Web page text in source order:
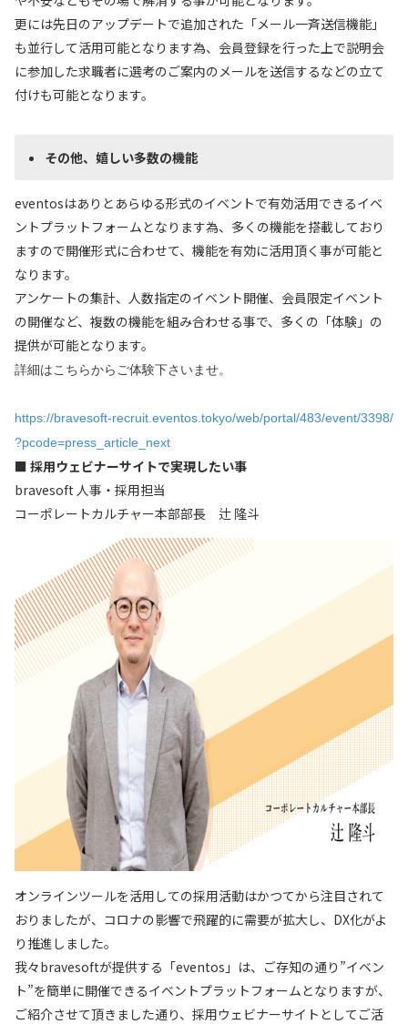
更には先日のアップデートで追加された「メール一斉送信機能」
も並行して活用可能となります為、会員登録を行った上で説明会
に参加した求職者に選考のご案内のメールを送信するなどの立て
付けも可能となります。
その他、嬉しい多数の機能
eventosはありとあらゆる形式のイベントで有効活用できるイベ
ントプラットフォームとなります為、多くの機能を搭載しており
ますので開催形式に合わせて、機能を有効に活用頂く事が可能と
なります。
アンケートの集計、人数指定のイベント開催、会員限定イベント
の開催など、複数の機能を組み合わせる事で、多くの「体験」の
提供が可能となります。
詳細はこちらからご体験下さいませ。
https://bravesoft-recruit.eventos.tokyo/web/portal/483/event/3398/
?pcode=press_article_next
■ 採用ウェビナーサイトで実現したい事
bravesoft 人事・採用担当
コーポレートカルチャー本部部長 辻 隆斗
オンラインツールを活用しての採用活動はかつてから注目されて
おりましたが、コロナの影響で飛躍的に需要が拡大し、DX化がよ
り推進しました。
我々bravesoftが提供する「eventos」は、ご存知の通り”イベン
ト”を簡単に開催できるイベントプラットフォームとなりますが、
ご紹介させて頂きました通り、採用ウェビナーサイトとしてご活